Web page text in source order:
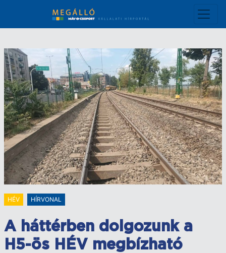
tartalomra
HÉV HÍRVONAL
A háttérben dolgozunk a
H5-ös HÉV megbízható